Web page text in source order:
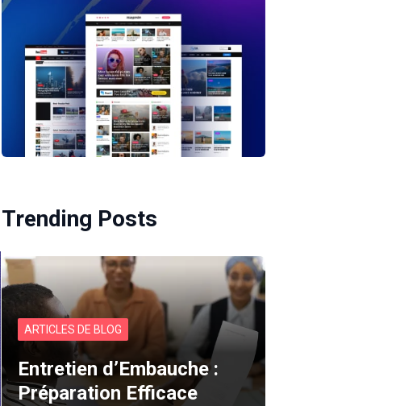
Trending Posts
ARTICLES DE BLOG
Entretien d’Embauche :
Préparation Efficace